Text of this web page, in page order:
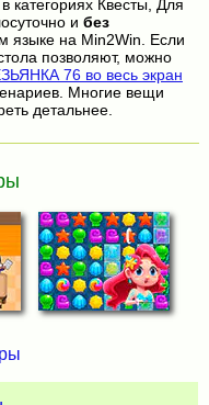
категориях Квесты, Для
и без
языке на Min2Win. Если
позволяют, можно
76 во весь экран
Многие вещи
детальнее.